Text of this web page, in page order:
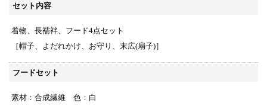
セット内容
着物、長襦袢、フード4点セット
［帽子、よだれかけ、お守り、末広(扇子)］
フードセット
素材：合成繊維 色：白